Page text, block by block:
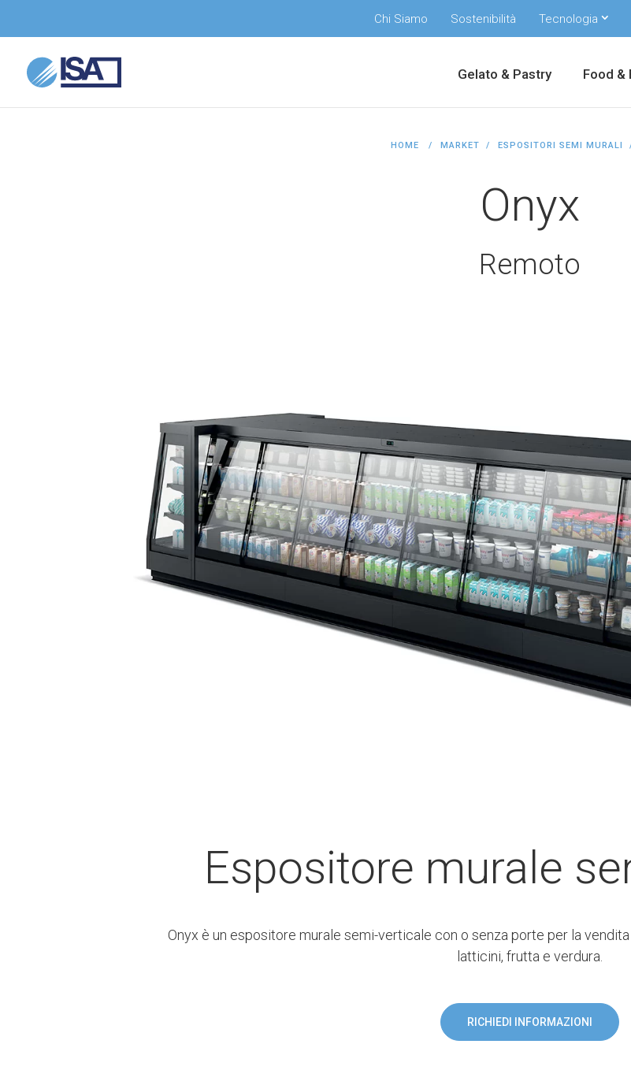
Chi Siamo Sostenibilità Tecnologia
Gelato & Pastry Food &
HOME MARKET ESPOSITORI SEMI MURALI
Onyx
Remoto
Espositore murale
Onyx è un espositore murale semi-verticale con o senza porte per la
latticini, frutta e verdura.
RICHIEDI INFORMAZIONI